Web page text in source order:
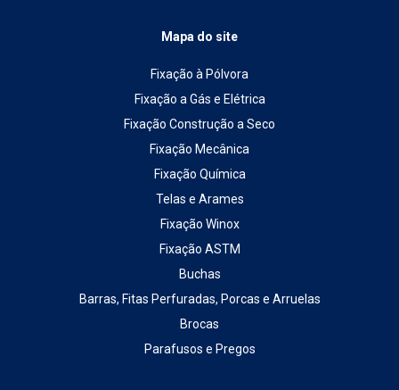
Mapa do site
Fixação à Pólvora
Fixação a Gás e Elétrica
Fixação Construção a Seco
Fixação Mecânica
Fixação Química
Telas e Arames
Fixação Winox
Fixação ASTM
Buchas
Barras, Fitas Perfuradas, Porcas e Arruelas
Brocas
Parafusos e Pregos